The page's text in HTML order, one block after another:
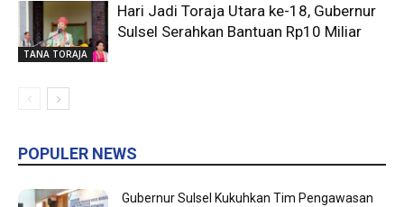
TANA TORAJA
Hari Jadi Toraja Utara ke-18, Gubernur
Sulsel Serahkan Bantuan Rp10 Miliar
POPULER NEWS
Gubernur Sulsel Kukuhkan Tim Pengawasan